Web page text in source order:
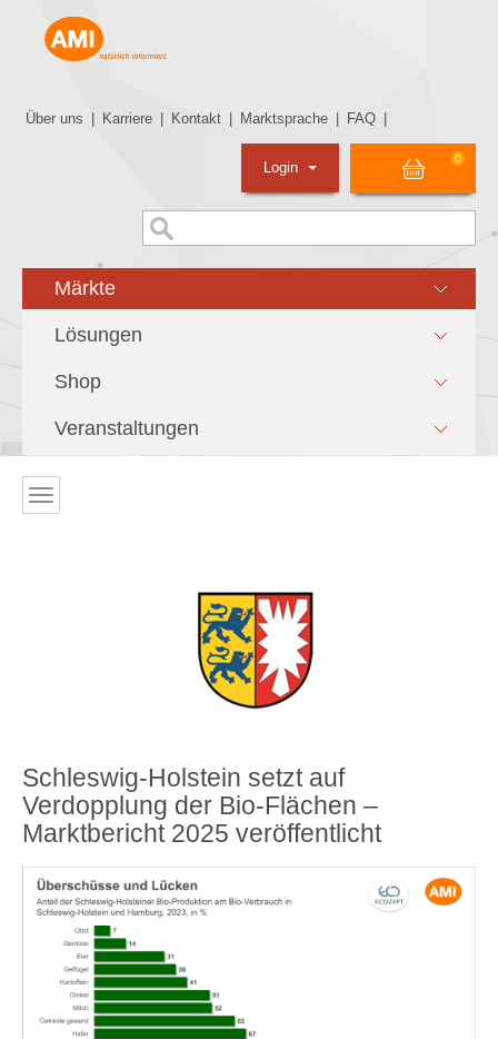
Über uns Karriere Kontakt Marktsprache FAQ
0
Login
Märkte
Lösungen
Shop
Veranstaltungen
Schleswig-Holstein setzt auf
Verdopplung der Bio-Flächen –
Marktbericht 2025 veröffentlicht